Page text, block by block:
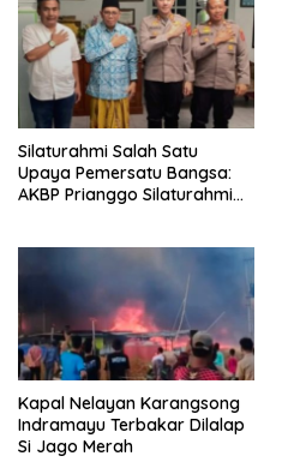
Silaturahmi Salah Satu
Upaya Pemersatu Bangsa:
AKBP Prianggo Silaturahmi
Kapal Nelayan Karangsong
Indramayu Terbakar Dilalap
Si Jago Merah